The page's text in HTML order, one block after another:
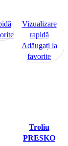
Vizualizare
rapidă
Adăugați la
favorite
Troliu
PRESKO